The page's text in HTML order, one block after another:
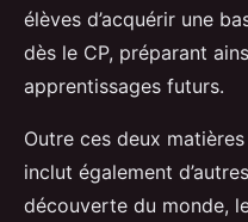
élèves d’acquérir une
dès le CP, préparant
apprentissages futurs.
Outre ces deux
inclut également
découverte du monde,